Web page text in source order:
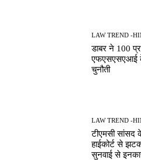
LAW TREND -
डाबर ने 100
एफएसएसएआई के
चुनौती
LAW TREND -
टीएमसी सांसद
हाईकोर्ट से
सुनवाई से